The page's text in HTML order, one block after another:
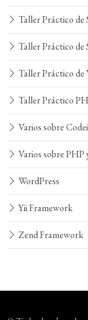
Taller Práctico de
Taller Práctico de
Taller Práctico de
Taller Práctico
Varios sobre
Varios sobre PHP
WordPress
Yii Framework
Zend Framework